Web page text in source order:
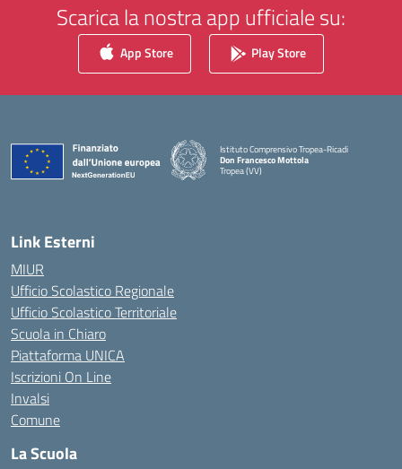
Scarica la nostra app ufficiale su:
App Store Play Store
Istituto Comprensivo Tropea-Ricadi
Don Francesco Mottola
Tropea (VV)
— Visita la pagina iniziale della scuola
Link Esterni
MIUR
Ufficio Scolastico Regionale
Ufficio Scolastico Territoriale
Scuola in Chiaro
Piattaforma UNICA
Iscrizioni On Line
Invalsi
Comune
La Scuola